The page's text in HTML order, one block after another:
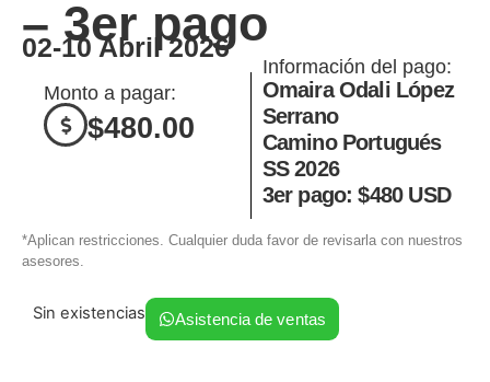
– 3er pago
02-10 Abril 2026
Monto a pagar:
$480.00
Información del pago:
Omaira Odali López
Serrano
Camino Portugués
SS 2026
3er pago: $480 USD
*Aplican restricciones. Cualquier duda favor de revisarla con nuestros
asesores.
Sin existencias Asistencia de ventas